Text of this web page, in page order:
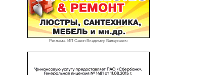
Реклама. ИП Савин Владимир Валерьевич